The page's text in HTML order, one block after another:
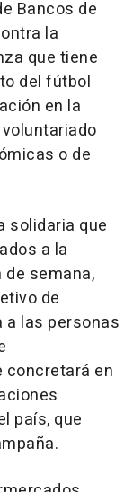
Bancos de
la
que tiene
del fútbol
en la
o de
solidaria que
a la
de semana,
de
a las personas
concretará en
país, que